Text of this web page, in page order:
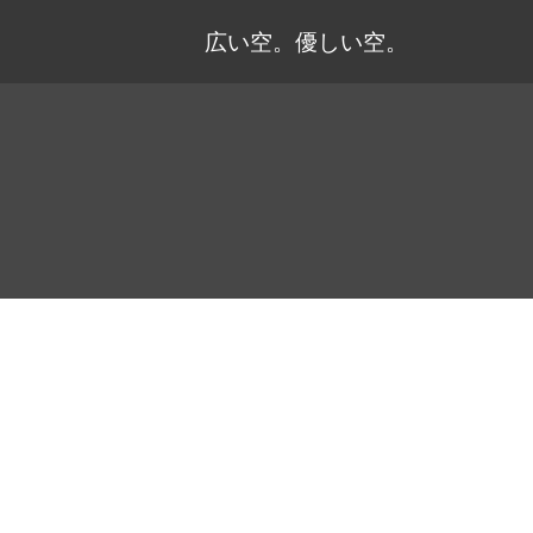
広い空。優しい空。